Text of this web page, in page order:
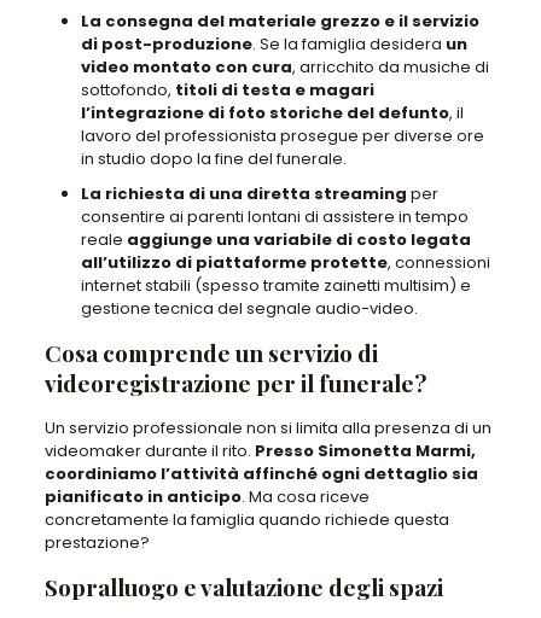
La consegna del materiale grezzo e il servizio
di post-produzione. Se la famiglia desidera un
video montato con cura, arricchito da musiche di
sottofondo, titoli di testa e magari
l’integrazione di foto storiche del defunto, il
lavoro del professionista prosegue per diverse ore
in studio dopo la fine del funerale.
La richiesta di una diretta streaming per
consentire ai parenti lontani di assistere in tempo
reale aggiunge una variabile di costo legata
all’utilizzo di piattaforme protette, connessioni
internet stabili (spesso tramite zainetti multisim) e
gestione tecnica del segnale audio-video.
Cosa comprende un servizio di
videoregistrazione per il funerale?
Un servizio professionale non si limita alla presenza di un
videomaker durante il rito. Presso Simonetta Marmi,
coordiniamo l’attività affinché ogni dettaglio sia
pianificato in anticipo. Ma cosa riceve
concretamente la famiglia quando richiede questa
prestazione?
Sopralluogo e valutazione degli spazi